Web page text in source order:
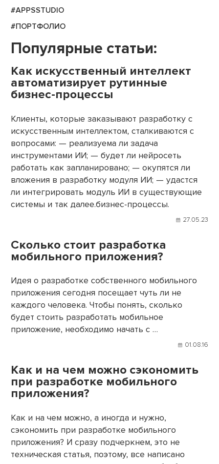
#APPSSTUDIO
#ПОРТФОЛИО
Популярные статьи:
Как искусственный интеллект
автоматизирует рутинные
бизнес-процессы
Клиенты, которые заказывают разработку с
искусственным интеллектом, сталкиваются с
вопросами: — реализуема ли задача
инструментами ИИ; — будет ли нейросеть
работать как запланировано; — окупятся ли
вложения в разработку модуля ИИ; — удастся
ли интегрировать модуль ИИ в существующие
системы и так далее.бизнес-процессы.
27.05.23
Сколько стоит разработка
мобильного приложения?
Идея о разработке собственного мобильного
приложения сегодня посещает чуть ли не
каждого человека. Чтобы понять, сколько
будет стоить разработать мобильное
приложение, необходимо начать с …
01.08.16
Как и на чем можно сэкономить
при разработке мобильного
приложения?
Как и на чем можно, а иногда и нужно,
сэкономить при разработке мобильного
приложения? И сразу подчеркнем, это не
техническая статья, поэтому, все написано